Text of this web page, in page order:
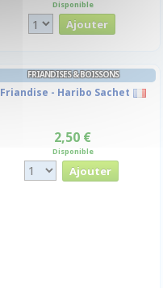
Disponible
FRIANDISES & BOISSONS
Friandise - Haribo Sachet
2,50 €
Disponible